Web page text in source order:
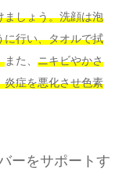
ましょう。洗顔は泡
に行い、タオルで拭
また、 ニキビやかさ
炎症を悪化させ色素
ーをサポートす